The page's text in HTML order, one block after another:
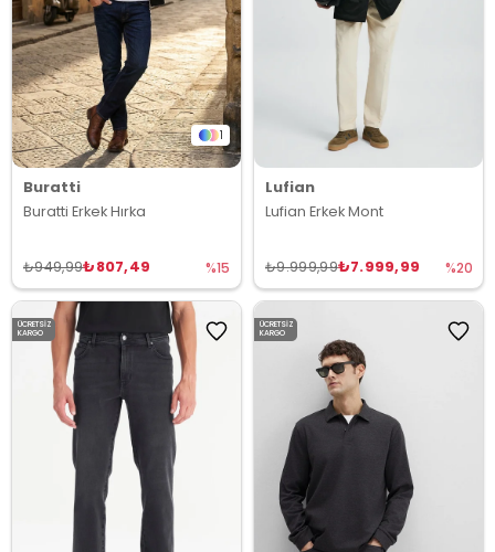
1
Buratti
Buratti Erkek Hırka
₺807,49
₺949,99 %15
Lufian
Lufian Erkek Mont
₺7.999,99
₺9.999,99 %20
ÜCRETSIZ
KARGO
ÜCRETSIZ
KARGO